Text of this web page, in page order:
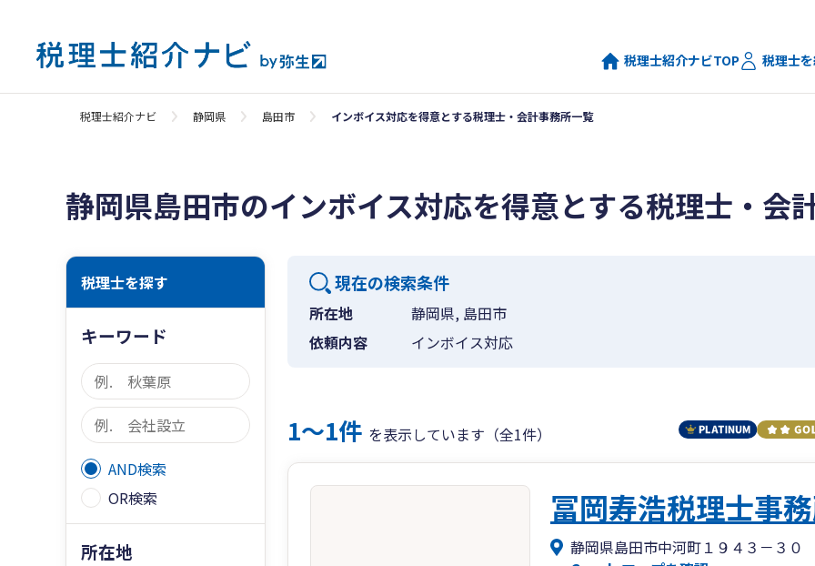
税理士紹介ナビTOP 税理士
税理士紹介ナビ 静岡県 島田市 インボイス対応を得意とする税理士・会計事務所一覧
静岡県島田市のインボイス対応を得意とする税理士・会
税理士を探す
キーワード
AND検索
OR検索
所在地
現在の検索条件
所在地
静岡県, 島田市
依頼内容
インボイス対応
1〜1件 を表示しています（全1件）
冨岡寿浩税理士事
静岡県島田市中河町１９４３－３０